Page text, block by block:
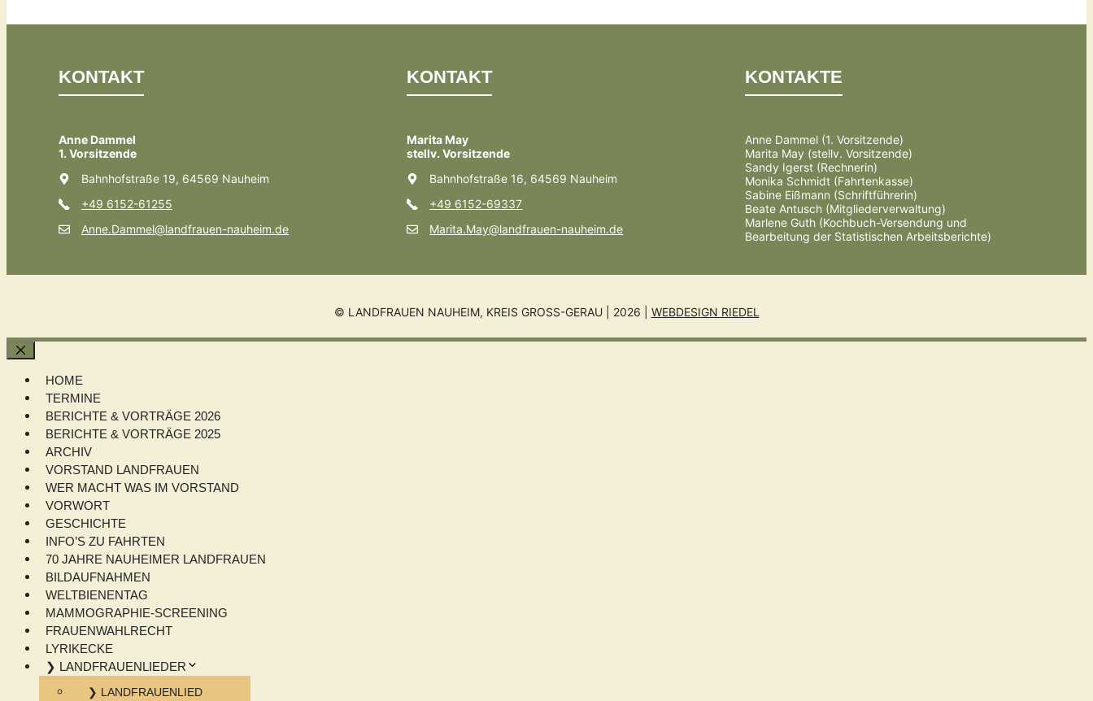
KONTAKT
Anne Dammel
1. Vorsitzende
Bahnhofstraße 19, 64569 Nauheim
+49 6152-61255
Anne.Dammel@landfrauen-nauheim.de
KONTAKT
Marita May
stellv. Vorsitzende
Bahnhofstraße 16, 64569 Nauheim
+49 6152-69337
Marita.May@landfrauen-nauheim.de
KONTAKTE
Anne Dammel (1. Vorsitzende)
Marita May (stellv. Vorsitzende)
Sandy Igerst (Rechnerin)
Monika Schmidt (Fahrtenkasse)
Sabine Eißmann (Schriftführerin)
Beate Antusch (Mitgliederverwaltung)
Marlene Guth (Kochbuch-Versendung und
Bearbeitung der Statistischen Arbeitsberichte)
© LANDFRAUEN NAUHEIM, KREIS GROSS-GERAU | 2026 | WEBDESIGN RIEDEL
Schließen
HOME
TERMINE
BERICHTE & VORTRÄGE 2026
BERICHTE & VORTRÄGE 2025
ARCHIV
VORSTAND LANDFRAUEN
WER MACHT WAS IM VORSTAND
VORWORT
GESCHICHTE
INFO’S ZU FAHRTEN
70 JAHRE NAUHEIMER LANDFRAUEN
BILDAUFNAHMEN
WELTBIENENTAG
MAMMOGRAPHIE-SCREENING
FRAUENWAHLRECHT
LYRIKECKE
❯ LANDFRAUENLIEDER
❯ LANDFRAUENLIED